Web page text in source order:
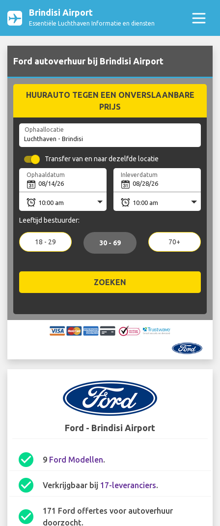
Brindisi Airport
Essentiële Luchthaven Informatie en diensten
Ford autoverhuur bij Brindisi Airport
HUURAUTO TEGEN EEN ONVERSLAANBARE
PRIJS
Ophaallocatie
Transfer van en naar dezelfde locatie
Ophaaldatum Inleverdatum
Leeftijd bestuurder:
18 - 29 30 - 69 70+
ZOEKEN
Ford - Brindisi Airport
check_circle 9 Ford Modellen.
check_circle Verkrijgbaar bij 17-leveranciers.
check_circle
171 Ford offertes voor autoverhuur
doorzocht.